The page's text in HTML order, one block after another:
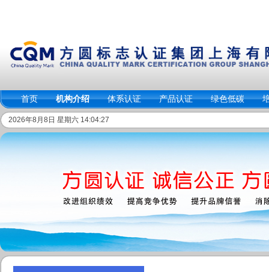
首页 机构介绍 体系认证 产品认证 绿色低碳
2026年8月8日 星期六 14:04:28